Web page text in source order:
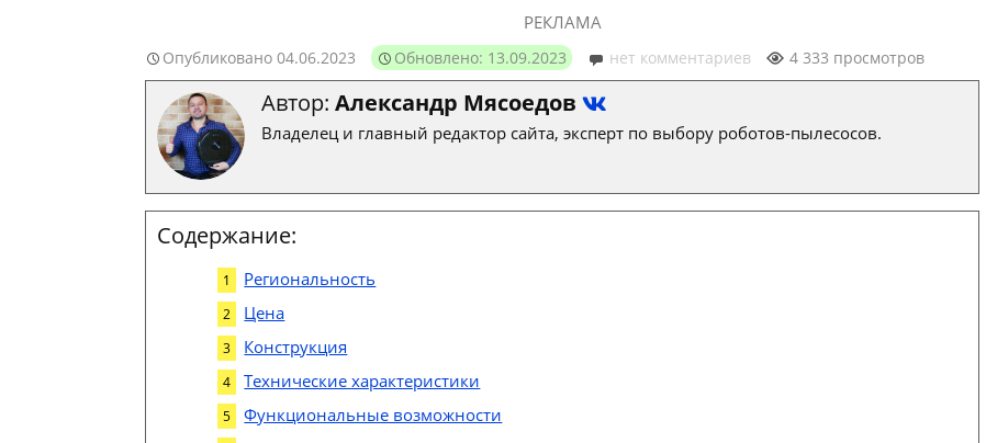
РЕКЛАМА
Опубликовано 04.06.2023 Обновлено: 13.09.2023 нет комментариев 4 333 просмотров
Автор: Александр Мясоедов
Владелец и главный редактор сайта, эксперт по выбору роботов-пылесосов.
Содержание:
Региональность
Цена
Конструкция
Технические характеристики
Функциональные возможности